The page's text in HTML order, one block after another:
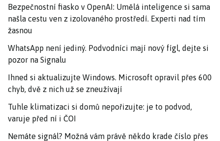
Bezpečnostní fiasko v OpenAI: Umělá inteligence si sama
našla cestu ven z izolovaného prostředí. Experti nad tím
žasnou
WhatsApp není jediný. Podvodníci mají nový fígl, dejte si
pozor na Signalu
Ihned si aktualizujte Windows. Microsoft opravil přes 600
chyb, dvě z nich už se zneužívají
Tuhle klimatizaci si domů nepořizujte: je to podvod,
varuje před ní i ČOI
Nemáte signál? Možná vám právě někdo krade číslo přes